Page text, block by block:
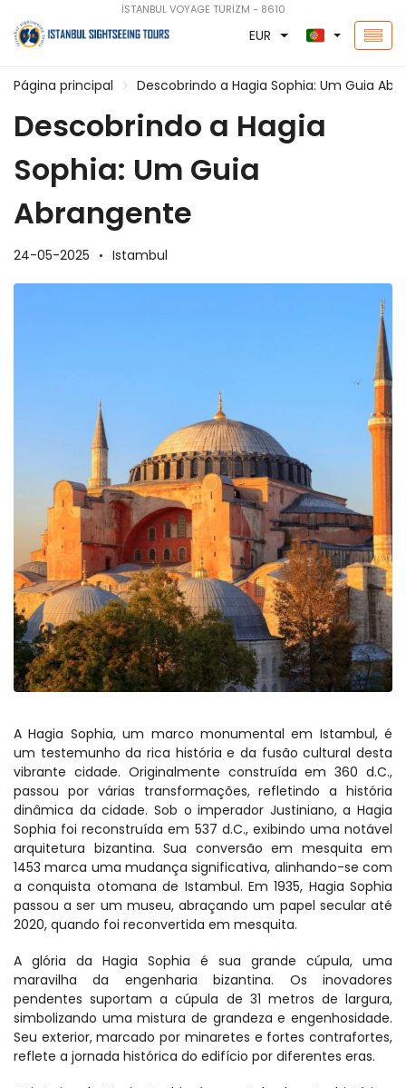
İSTANBUL VOYAGE TURİZM - 8610
EUR
Página principal Descobrindo a Hagia Sophia: Um Guia
Descobrindo a Hagia
Sophia: Um Guia
Abrangente
24-05-2025 Istambul
A Hagia Sophia, um marco monumental em Istambul, é
um testemunho da rica história e da fusão cultural desta
vibrante cidade. Originalmente construída em 360 d.C.,
passou por várias transformações, refletindo a história
dinâmica da cidade. Sob o imperador Justiniano, a Hagia
Sophia foi reconstruída em 537 d.C., exibindo uma notável
arquitetura bizantina. Sua conversão em mesquita em
1453 marca uma mudança significativa, alinhando-se com
a conquista otomana de Istambul. Em 1935, Hagia Sophia
passou a ser um museu, abraçando um papel secular até
2020, quando foi reconvertida em mesquita.
A glória da Hagia Sophia é sua grande cúpula, uma
maravilha da engenharia bizantina. Os inovadores
pendentes suportam a cúpula de 31 metros de largura,
simbolizando uma mistura de grandeza e engenhosidade.
Seu exterior, marcado por minaretes e fortes contrafortes,
reflete a jornada histórica do edifício por diferentes eras.